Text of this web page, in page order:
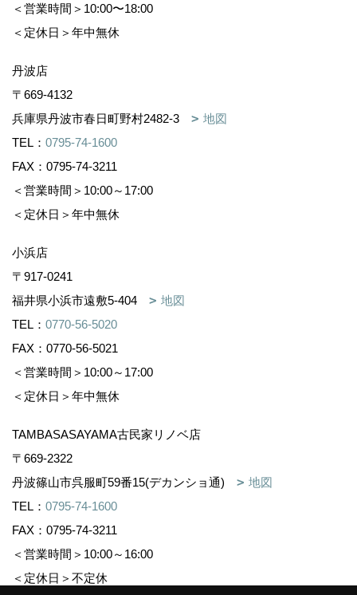
＜営業時間＞10:00〜18:00
＜定休日＞年中無休
丹波店
〒669-4132
兵庫県丹波市春日町野村2482-3
地図
TEL： 0795-74-1600
FAX：0795-74-3211
＜営業時間＞10:00～17:00
＜定休日＞年中無休
小浜店
〒917-0241
福井県小浜市遠敷5-404
地図
TEL： 0770-56-5020
FAX：0770-56-5021
＜営業時間＞10:00～17:00
＜定休日＞年中無休
TAMBASASAYAMA古民家リノベ店
〒669-2322
丹波篠山市呉服町59番15(デカンショ通)
地図
TEL： 0795-74-1600
FAX：0795-74-3211
＜営業時間＞10:00～16:00
＜定休日＞不定休